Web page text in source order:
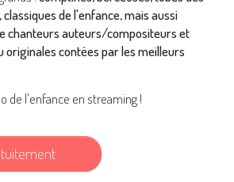
de l'enfance, mais aussi
chanteurs auteurs/compositeurs et
originales contées par les meilleurs
de l'enfance en streaming !